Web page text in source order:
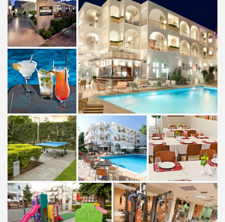
Показати всі фотографії
Показати всі
фотографії
Показати всі
фотографії
Показати всі
фотографії
Показати всі
фотографії
Показати всі
фотографії